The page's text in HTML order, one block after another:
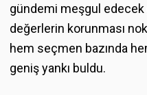
gündemi meşgul
değerlerin korunması
hem seçmen bazında
geniş yankı buldu.